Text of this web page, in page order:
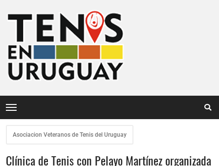
Asociacion Veteranos de Tenis del Uruguay
Clínica de Tenis con Pelayo Martínez organizada